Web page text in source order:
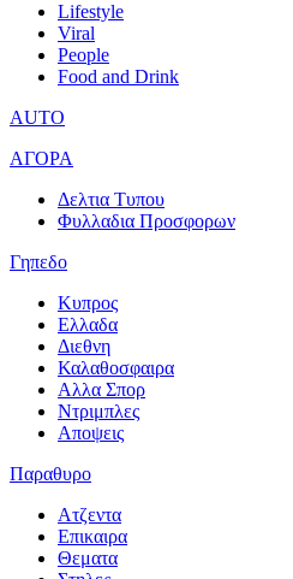
Lifestyle
Viral
People
Food and Drink
AUTO
ΑΓΟΡΑ
Δελτια Τυπου
Φυλλαδια Προσφορων
Γηπεδο
Κυπρος
Ελλαδα
Διεθνη
Καλαθοσφαιρα
Αλλα Σπορ
Ντριμπλες
Αποψεις
Παραθυρο
Ατζεντα
Επικαιρα
Θεματα